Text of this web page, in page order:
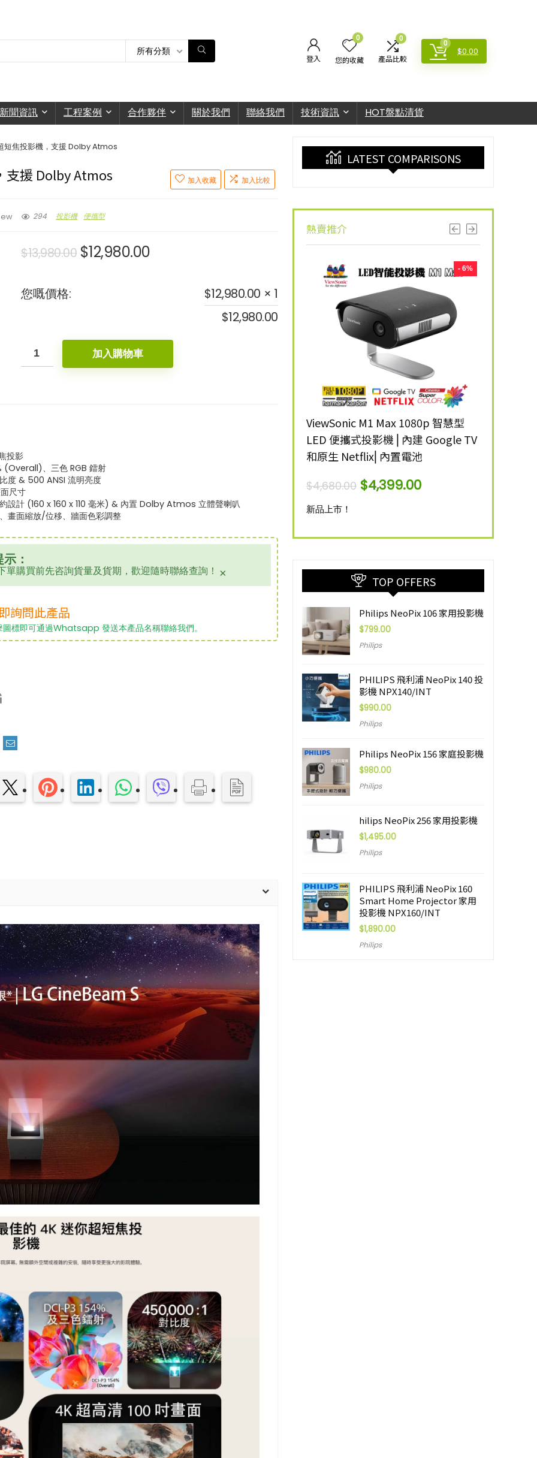
所有分類
登入
0
您的收藏
0
產品比較
0
$0.00
新聞資訊 工程案例 合作夥伴 關於我們 聯絡我們 技術資訊 HOT盤點清貨
短焦投影機，支援 Dolby Atmos
支援 Dolby Atmos 加入收藏 加入比較
294 投影機 便攜型
$13,980.00 $12,980.00
您嘅價格: $12,980.00 × 1
$12,980.00
加入購物車
投影
(Overall)、三色 RGB 鐳射
度 & 500 ANSI 流明亮度
尺寸
設計 (160 x 160 x 110 毫米) & 內置 Dolby Atmos 立體聲喇叭
畫面縮放/位移、牆面色彩調整
：
單購買前先咨詢貨量及貨期，歡迎隨時聯絡查詢！ ×
詢問此產品
圖標即可通過Whatsapp 發送本產品名稱聯絡我們。
LATEST COMPARISONS
熱賣推介
內置電池
$4,399.00
- 6%
ViewSonic M1 Max 1080p 智慧型
LED 便攜式投影機 ⎜內建 Google TV
和原生 Netflix⎜內置電池
$4,680.00 $4,399.00
新品上市！
TOP OFFERS
Philips NeoPix 106 家用投影機
$799.00
Philips
PHILIPS 飛利浦 NeoPix 140 投
影機 NPX140/INT
$990.00
Philips
Philips NeoPix 156 家庭投影機
$980.00
Philips
hilips NeoPix 256 家用投影機
$1,495.00
Philips
PHILIPS 飛利浦 NeoPix 160
Smart Home Projector 家用
投影機 NPX160/INT
$1,890.00
Philips